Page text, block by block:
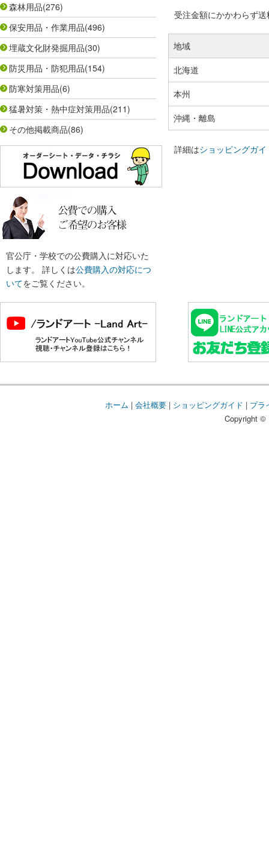
森林用品(276)
保安用品・作業用品(496)
埋蔵文化財発掘用品(30)
防災用品・防犯用品(154)
防寒対策用品(6)
猛暑対策・熱中症対策用品(211)
その他掲載商品(86)
官公庁・学校での公費購入に対応いた
します。 詳しくは公費購入の対応につ
いてをご覧ください。
受注金額にかかわらず
地域
北海道
本州
沖縄・離島
詳細はショッピングガイ
ホーム | 会社概要| ショッピングガイド | プラ
Copyright ©